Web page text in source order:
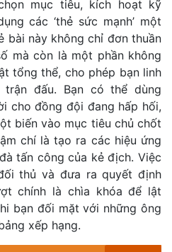
mục tiêu, kích hoạt kỹ
các ‘thẻ sức mạnh’ một
bài này không chỉ đơn thuần
mà còn là một phần không
tổng thể, cho phép bạn linh
đấu. Bạn có thể dùng
cho đồng đội đang hấp hối,
biến vào mục tiêu chủ chốt
chí là tạo ra các hiệu ứng
tấn công của kẻ địch. Việc
thủ và đưa ra quyết định
chính là chìa khóa để lật
bạn đối mặt với những ông
xếp hạng.